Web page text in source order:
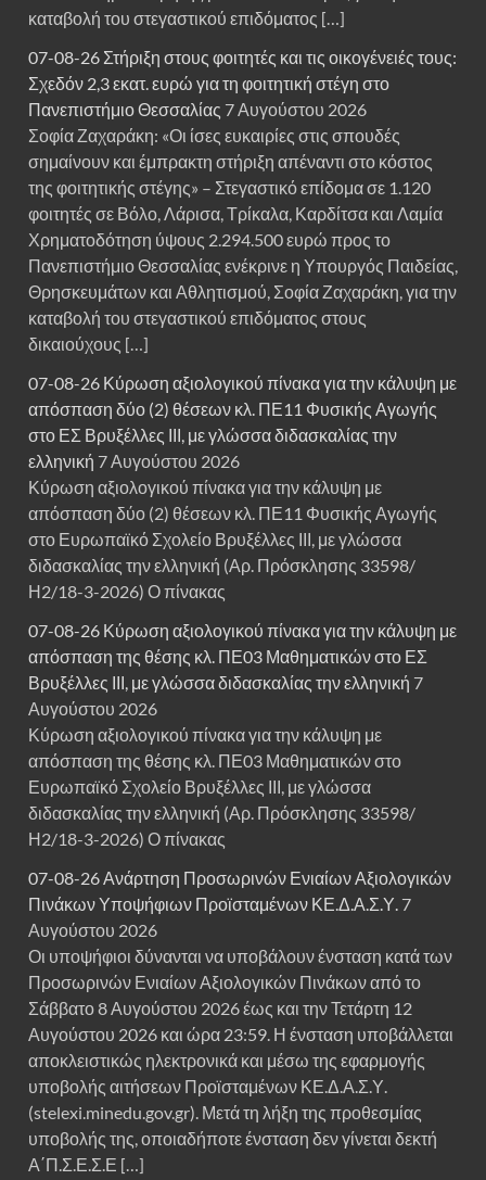
καταβολή του στεγαστικού επιδόματος […]
07-08-26 Στήριξη στους φοιτητές και τις οικογένειές τους:
Σχεδόν 2,3 εκατ. ευρώ για τη φοιτητική στέγη στο
Πανεπιστήμιο Θεσσαλίας 7 Αυγούστου 2026
Σοφία Ζαχαράκη: «Οι ίσες ευκαιρίες στις σπουδές
σημαίνουν και έμπρακτη στήριξη απέναντι στο κόστος
της φοιτητικής στέγης» – Στεγαστικό επίδομα σε 1.120
φοιτητές σε Βόλο, Λάρισα, Τρίκαλα, Καρδίτσα και Λαμία
Χρηματοδότηση ύψους 2.294.500 ευρώ προς το
Πανεπιστήμιο Θεσσαλίας ενέκρινε η Υπουργός Παιδείας,
Θρησκευμάτων και Αθλητισμού, Σοφία Ζαχαράκη, για την
καταβολή του στεγαστικού επιδόματος στους
δικαιούχους […]
07-08-26 Κύρωση αξιολογικού πίνακα για την κάλυψη με
απόσπαση δύο (2) θέσεων κλ. ΠΕ11 Φυσικής Αγωγής
στο ΕΣ Βρυξέλλες ΙΙΙ, με γλώσσα διδασκαλίας την
ελληνική 7 Αυγούστου 2026
Κύρωση αξιολογικού πίνακα για την κάλυψη με
απόσπαση δύο (2) θέσεων κλ. ΠΕ11 Φυσικής Αγωγής
στο Ευρωπαϊκό Σχολείο Βρυξέλλες ΙΙΙ, με γλώσσα
διδασκαλίας την ελληνική (Αρ. Πρόσκλησης 33598/
Η2/18-3-2026) Ο πίνακας
07-08-26 Κύρωση αξιολογικού πίνακα για την κάλυψη με
απόσπαση της θέσης κλ. ΠΕ03 Μαθηματικών στο ΕΣ
Βρυξέλλες ΙΙΙ, με γλώσσα διδασκαλίας την ελληνική 7
Αυγούστου 2026
Κύρωση αξιολογικού πίνακα για την κάλυψη με
απόσπαση της θέσης κλ. ΠΕ03 Μαθηματικών στο
Ευρωπαϊκό Σχολείο Βρυξέλλες ΙΙΙ, με γλώσσα
διδασκαλίας την ελληνική (Αρ. Πρόσκλησης 33598/
Η2/18-3-2026) Ο πίνακας
07-08-26 Ανάρτηση Προσωρινών Ενιαίων Αξιολογικών
Πινάκων Υποψήφιων Προϊσταμένων ΚΕ.Δ.Α.Σ.Υ. 7
Αυγούστου 2026
Οι υποψήφιοι δύνανται να υποβάλουν ένσταση κατά των
Προσωρινών Ενιαίων Αξιολογικών Πινάκων από το
Σάββατο 8 Αυγούστου 2026 έως και την Τετάρτη 12
Αυγούστου 2026 και ώρα 23:59. Η ένσταση υποβάλλεται
αποκλειστικώς ηλεκτρονικά και μέσω της εφαρμογής
υποβολής αιτήσεων Προϊσταμένων ΚΕ.Δ.Α.Σ.Υ.
(stelexi.minedu.gov.gr). Μετά τη λήξη της προθεσμίας
υποβολής της, οποιαδήποτε ένσταση δεν γίνεται δεκτή
Α΄Π.Σ.Ε.Σ.Ε […]